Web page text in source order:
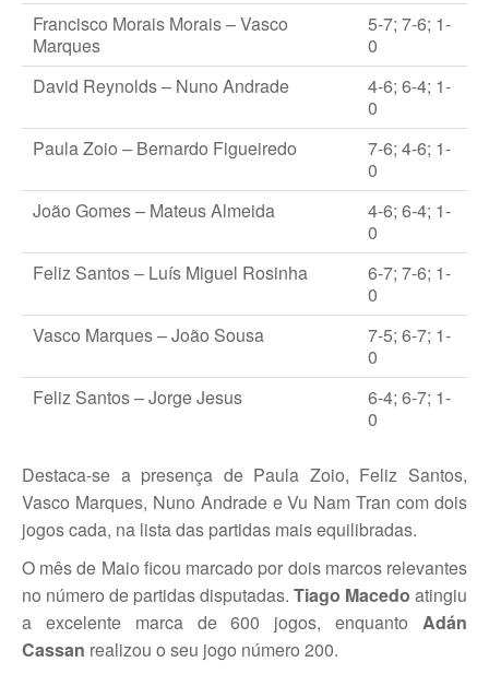
Francisco Morais Morais – Vasco
Marques
5-7; 7-6; 1-
0
David Reynolds – Nuno Andrade
4-6; 6-4; 1-
0
Paula Zoio – Bernardo Figueiredo
7-6; 4-6; 1-
0
João Gomes – Mateus Almeida
4-6; 6-4; 1-
0
Feliz Santos – Luís Miguel Rosinha
6-7; 7-6; 1-
0
Vasco Marques – João Sousa
7-5; 6-7; 1-
0
Feliz Santos – Jorge Jesus
6-4; 6-7; 1-
0
Destaca-se a presença de Paula Zoio, Feliz Santos,
Vasco Marques, Nuno Andrade e Vu Nam Tran com dois
jogos cada, na lista das partidas mais equilibradas.
O mês de Maio ficou marcado por dois marcos relevantes
no número de partidas disputadas. Tiago Macedo atingiu
a excelente marca de 600 jogos, enquanto Adán
Cassan realizou o seu jogo número 200.